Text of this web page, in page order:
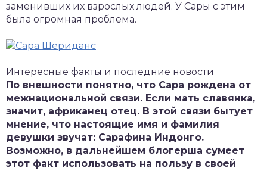
заменивших их взрослых людей. У Сары с этим
была огромная проблема.
Интересные факты и последние новости
По внешности понятно, что Сара рождена от
межнациональной связи. Если мать славянка,
значит, африканец отец. В этой связи бытует
мнение, что настоящие имя и фамилия
девушки звучат: Сарафина Индонго.
Возможно, в дальнейшем блогерша сумеет
этот факт использовать на пользу в своей